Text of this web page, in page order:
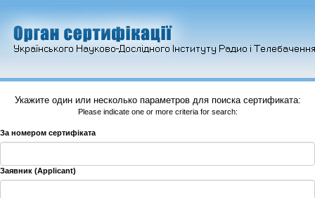
Укажите один или несколько параметров для поиска сертификата:
Please indicate one or more criteria for search:
За номером сертифіката
Заявник (Applicant)